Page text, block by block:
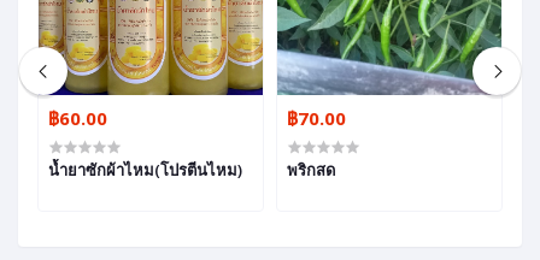
฿60.00
น้ำยาซักผ้าไหม(โปรตีนไหม)
฿70.00
พริกสด